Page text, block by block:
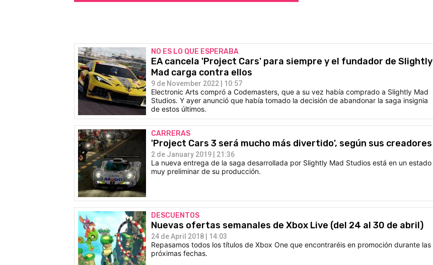
NO ES LO QUE ESPERABA
EA cancela 'Project Cars' para siempre y el fundador de Slightly
Mad carga contra ellos
9 de November 2022 | 10:57
Electronic Arts compró a Codemasters, que a su vez había comprado a Slightly Mad
Studios. Y ayer anunció que había tomado la decisión de abandonar la saga insignia
de estos últimos.
CARRERAS
'Project Cars 3 será mucho más divertido', según sus creadores
2 de January 2019 | 21:36
La nueva entrega de la saga desarrollada por Slightly Mad Studios está en un estado
muy preliminar de su producción.
DESCUENTOS
Nuevas ofertas semanales de Xbox Live (del 24 al 30 de abril)
24 de April 2018 | 14:03
Repasamos todos los títulos de Xbox One que encontraréis en promoción durante las
próximas fechas.